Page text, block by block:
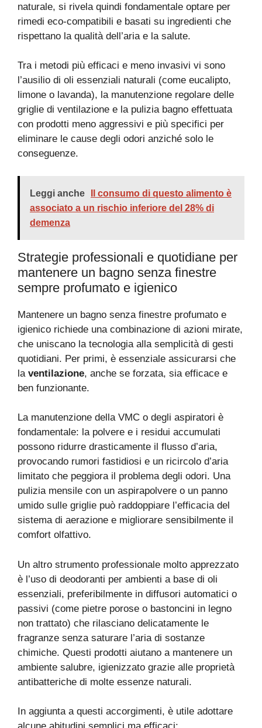
naturale, si rivela quindi fondamentale optare per
rimedi eco-compatibili e basati su ingredienti che
rispettano la qualità dell’aria e la salute.
Tra i metodi più efficaci e meno invasivi vi sono
l’ausilio di oli essenziali naturali (come eucalipto,
limone o lavanda), la manutenzione regolare delle
griglie di ventilazione e la pulizia bagno effettuata
con prodotti meno aggressivi e più specifici per
eliminare le cause degli odori anziché solo le
conseguenze.
Leggi anche
Il consumo di questo alimento è
associato a un rischio inferiore del 28% di
demenza
Strategie professionali e quotidiane per
mantenere un bagno senza finestre
sempre profumato e igienico
Mantenere un bagno senza finestre profumato e
igienico richiede una combinazione di azioni mirate,
che uniscano la tecnologia alla semplicità di gesti
quotidiani. Per primi, è essenziale assicurarsi che
la ventilazione, anche se forzata, sia efficace e
ben funzionante.
La manutenzione della VMC o degli aspiratori è
fondamentale: la polvere e i residui accumulati
possono ridurre drasticamente il flusso d’aria,
provocando rumori fastidiosi e un ricircolo d’aria
limitato che peggiora il problema degli odori. Una
pulizia mensile con un aspirapolvere o un panno
umido sulle griglie può raddoppiare l’efficacia del
sistema di aerazione e migliorare sensibilmente il
comfort olfattivo.
Un altro strumento professionale molto apprezzato
è l’uso di deodoranti per ambienti a base di oli
essenziali, preferibilmente in diffusori automatici o
passivi (come pietre porose o bastoncini in legno
non trattato) che rilasciano delicatamente le
fragranze senza saturare l’aria di sostanze
chimiche. Questi prodotti aiutano a mantenere un
ambiente salubre, igienizzato grazie alle proprietà
antibatteriche di molte essenze naturali.
In aggiunta a questi accorgimenti, è utile adottare